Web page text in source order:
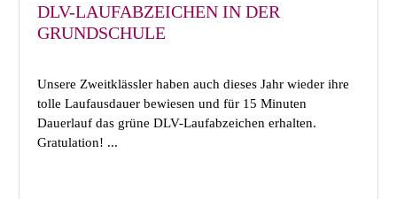
DLV-LAUFABZEICHEN IN DER
GRUNDSCHULE
Unsere Zweitklässler haben auch dieses Jahr wieder ihre
tolle Laufausdauer bewiesen und für 15 Minuten
Dauerlauf das grüne DLV-Laufabzeichen erhalten.
Gratulation! ...